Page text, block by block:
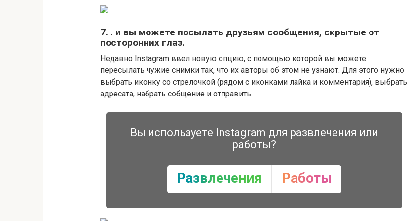
7. . и вы можете посылать друзьям сообщения, скрытые от
посторонних глаз.
Недавно Instagram ввел новую опцию, с помощью которой вы можете
пересылать чужие снимки так, что их авторы об этом не узнают. Для этого нужно
выбрать иконку со стрелочкой (рядом с иконками лайка и комментария), выбрать
адресата, набрать собщение и отправить.
Вы используете Instagram для развлечения или
работы?
Развлечения Работы